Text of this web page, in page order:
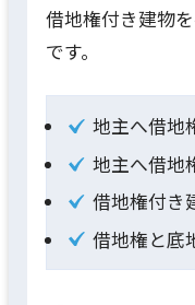
借地権付き建物
です。
地主へ借地
地主へ借地
借地権付き
借地権と底